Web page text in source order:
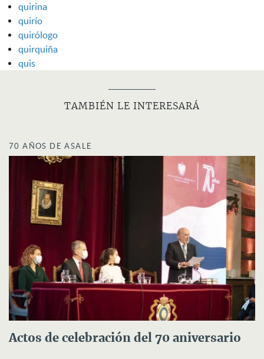
quirina
quirío
quirólogo
quirquiña
quis
TAMBIÉN LE INTERESARÁ
70 AÑOS DE ASALE
Actos de celebración del 70 aniversario